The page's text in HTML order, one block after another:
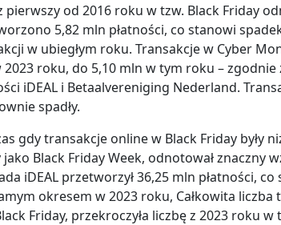
pierwszy od 2016 roku w tzw. Black Friday
5,82 mln płatności, co stanowi
w ubiegłym roku. Transakcje w Cyber
2023 roku, do 5,10 mln w tym roku –
iDEAL i Betaalvereniging Nederland.
spadły.
gdy transakcje online w Black Friday były
jako Black Friday Week, odnotował znaczny
iDEAL przetworzył 36,25 mln płatności,
okresem w 2023 roku, Całkowita liczba
Friday, przekroczyła liczbę z 2023 roku